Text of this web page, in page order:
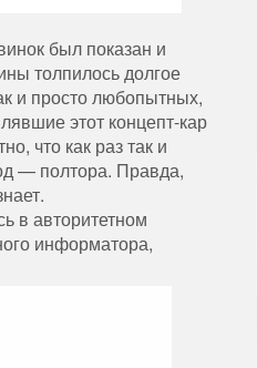
был показан и
толпилось долгое
и просто любопытных,
этот концепт-кар
что как раз так и
— полтора. Правда,
в авторитетном
информатора,